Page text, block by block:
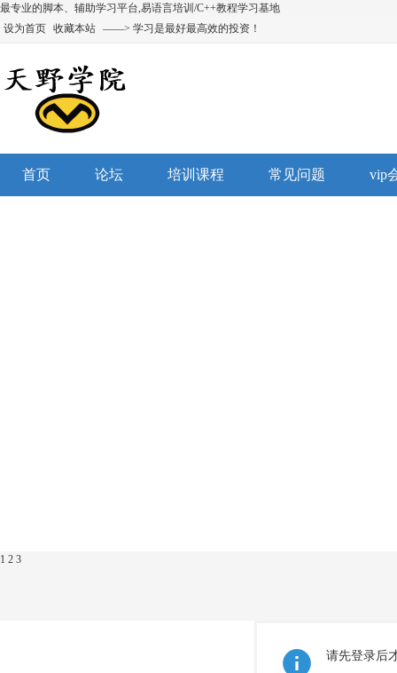
最专业的脚本、辅助学习平台,易语言培训/C++教程学习基地
设为首页 收藏本站 ——> 学习是最好最高效的投资！
首页 论坛 培训课程 常见问题 vip
1 2 3
请先登录后